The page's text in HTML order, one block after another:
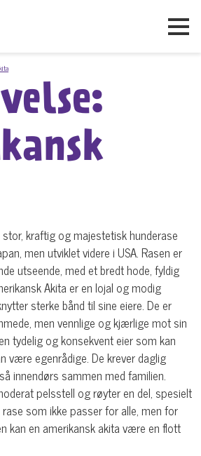
kraftig og majestetisk hunderase
men utviklet videre i USA. Rasen er
utseende, med et bredt hode, fyldig
Akita er en lojal og modig
sterke bånd til sine eiere. De er
men vennlige og kjærlige mot sin
tydelig og konsekvent eier som kan
være egenrådige. De krever daglig
innendørs sammen med familien.
pelsstell og røyter en del, spesielt
som ikke passer for alle, men for
kan en amerikansk akita være en flott